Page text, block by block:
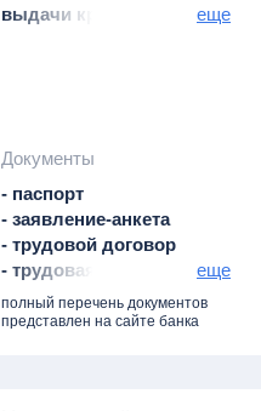
выдачи кредита
еще
Документы
- паспорт
- заявление-анкета
- трудовой договор
- трудовая книжка
- документы по
предоставляемому
еще
полный перечень документов
представлен на сайте банка